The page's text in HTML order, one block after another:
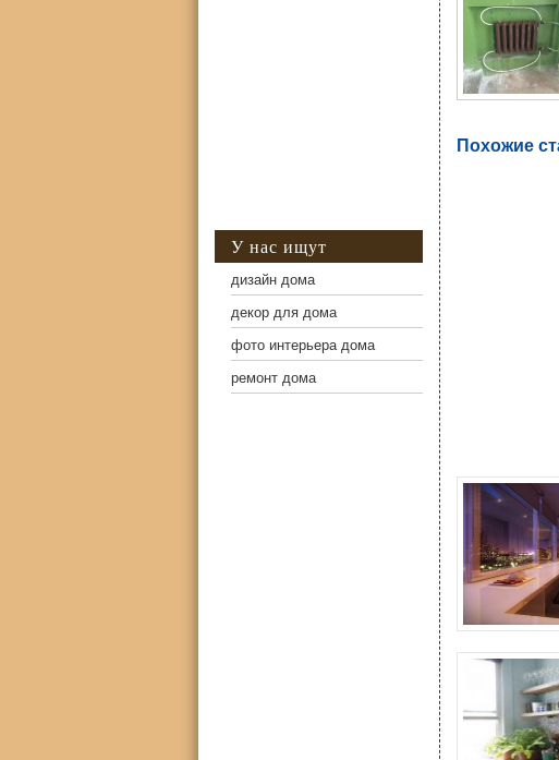
Похожие
У нас ищут
дизайн дома
декор для дома
фото интерьера дома
ремонт дома